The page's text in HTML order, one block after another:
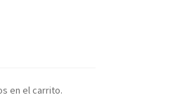
en el carrito.